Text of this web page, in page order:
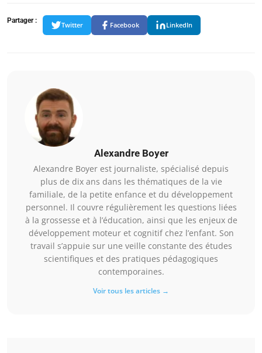
Partager :
Twitter Facebook LinkedIn
Alexandre Boyer
Alexandre Boyer est journaliste, spécialisé depuis
plus de dix ans dans les thématiques de la vie
familiale, de la petite enfance et du développement
personnel. Il couvre régulièrement les questions liées
à la grossesse et à l’éducation, ainsi que les enjeux de
développement moteur et cognitif chez l’enfant. Son
travail s’appuie sur une veille constante des études
scientifiques et des pratiques pédagogiques
contemporaines.
Voir tous les articles →